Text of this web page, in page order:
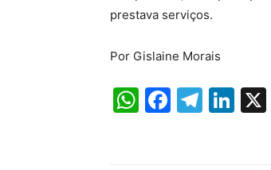
prestava serviços.
Por Gislaine Morais
W F
T
Li